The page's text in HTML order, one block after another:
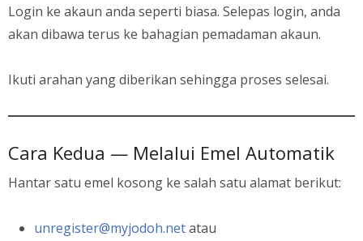
Login ke akaun anda seperti biasa. Selepas login, anda
akan dibawa terus ke bahagian pemadaman akaun.
Ikuti arahan yang diberikan sehingga proses selesai.
Cara Kedua — Melalui Emel Automatik
Hantar satu emel kosong ke salah satu alamat berikut:
unregister@myjodoh.netatau